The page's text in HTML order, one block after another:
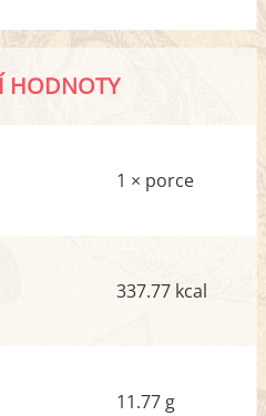
HODNOTY
1 × porce
337.77 kcal
11.77 g